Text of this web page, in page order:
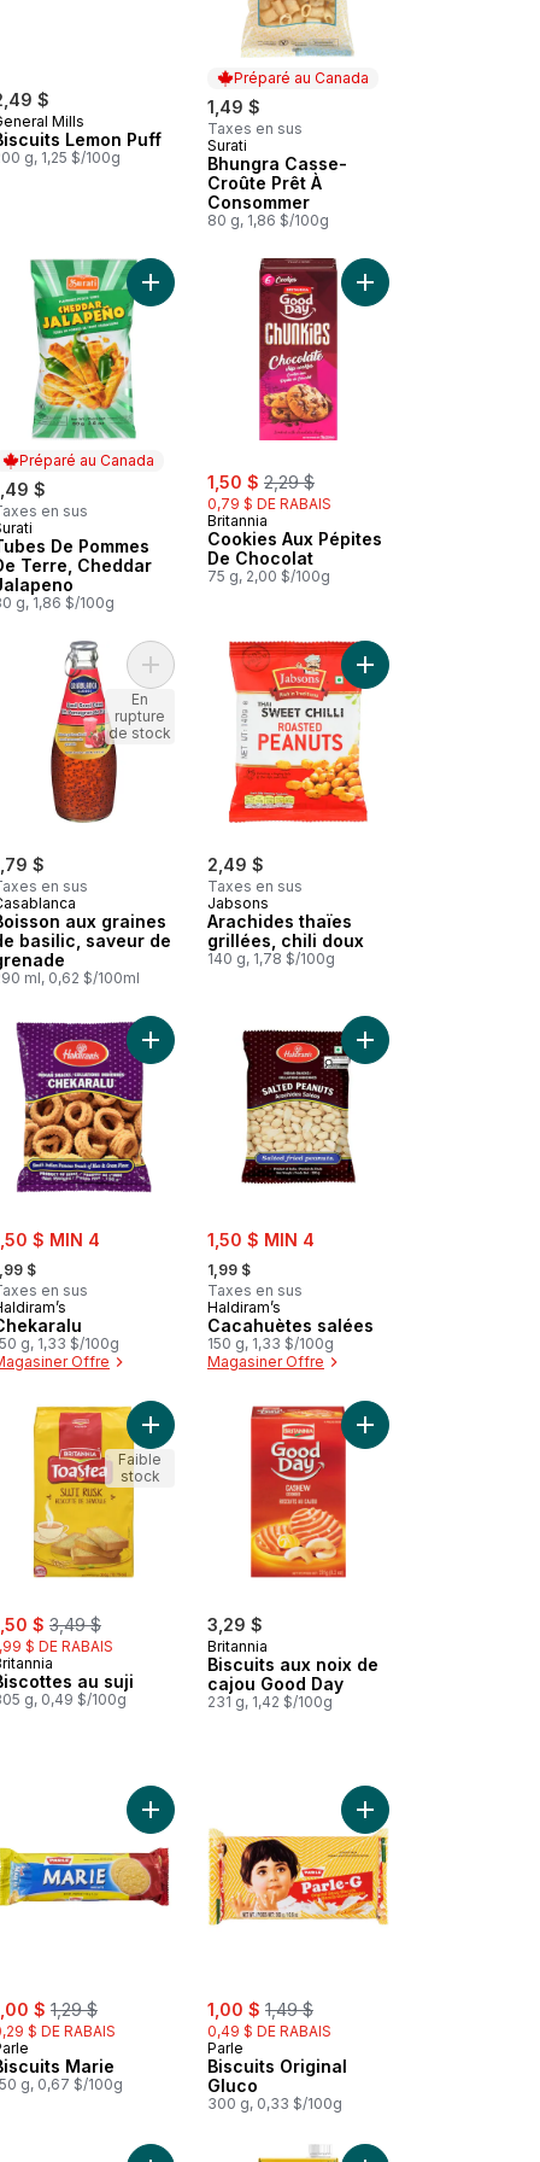
$
Mills
Lemon Puff
g, 1,25 $/100g
Préparé au Canada
1,49 $
Taxes en sus
Préparé au Canada
Surati
Bhungra Casse-
Croûte Prêt À
Consommer
80 g, 1,86 $/100g
fondu 24% m.g au panier
Préparé au Canada
$
en sus
au Canada
De Pommes
Terre, Cheddar
g, 1,86 $/100g
Ajouter Tubes De Pommes De Terre, Cheddar
sale:
1,50 $ , formerly:
2,29 $
0,79 $ DE RABAIS
Britannia
Cookies Aux Pépites
De Chocolat
75 g, 2,00 $/100g
Ajouter Cookies Aux
Swad au panier
de jus à 100 % à la goyave rose et aux baies au panier
$
en sus
aux graines
basilic, saveur de
ml, 0,62 $/100ml
Ajouter Boisson aux graines de basilic, saveur
En
rupture
de stock
2,49 $
Taxes en sus
Jabsons
Arachides thaïes
grillées, chili doux
140 g, 1,78 $/100g
Ajouter Arachides
biscuits d'osmania au panier
$ MIN 4
, formerly:
$
en sus
g, 1,33 $/100g
Offre
Ajouter Chekaralu au panier
sale:
1,50 $ MIN 4
, formerly:
1,99 $
Taxes en sus
Haldiram’s
Cacahuètes salées
150 g, 1,33 $/100g
Magasiner Offre
Ajouter Cacahuètes
au lait au panier
$ , formerly:
3,49 $
$ DE RABAIS
au suji
g, 0,49 $/100g
Ajouter Biscottes au suji au panier
Faible
stock
3,29 $
Britannia
Biscuits aux noix de
cajou Good Day
231 g, 1,42 $/100g
Ajouter Biscuits aux
Hide & Seek aux pépites de chocolat au panier
$ , formerly:
1,29 $
$ DE RABAIS
Marie
g, 0,67 $/100g
Ajouter Biscuits Marie au panier
sale:
1,00 $ , formerly:
1,49 $
0,49 $ DE RABAIS
Parle
Biscuits Original
Gluco
300 g, 0,33 $/100g
Ajouter Biscuits